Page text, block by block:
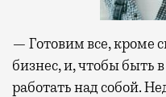
— Готовим все, кроме
бизнес, и, чтобы быть
работать над собой.